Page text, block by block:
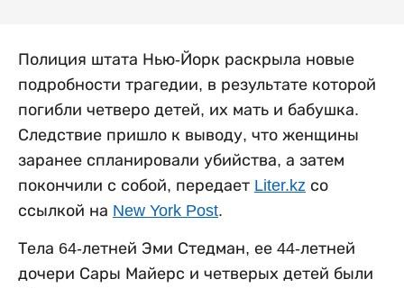
Полиция штата Нью-Йорк раскрыла новые
подробности трагедии, в результате которой
погибли четверо детей, их мать и бабушка.
Следствие пришло к выводу, что женщины
заранее спланировали убийства, а затем
покончили с собой, передает Liter.kz со
ссылкой на New York Post.
Тела 64-летней Эми Стедман, ее 44-летней
дочери Сары Майерс и четверых детей были